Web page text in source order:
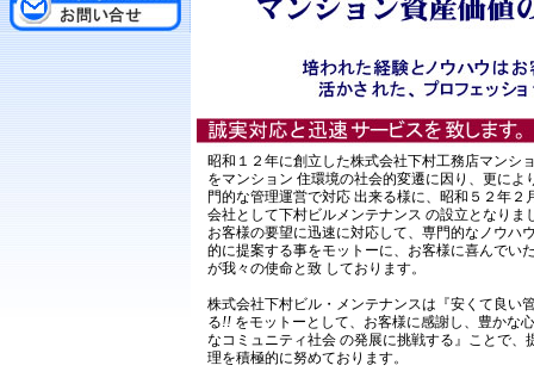
昭和１２年に創立した株式会社下村工務店マンシ
をマンション 住環境の社会的変遷に因り、更によ
門的な管理運営で対応 出来る様に、昭和５２年２
会社として下村ビルメンテナンス の設立となりま
お客様の要望に迅速に対応して、専門的なノウハ
的に提案する事をモットーに、お客様に喜んでい
が我々の使命と致 しております。
株式会社下村ビル・メンテナンスは『安くて良い
る!! をモットーとして、お客様に感謝し、豊かな
なコミュニティ社会 の発展に挑戦する』ことで、
理を積極的に努めております。